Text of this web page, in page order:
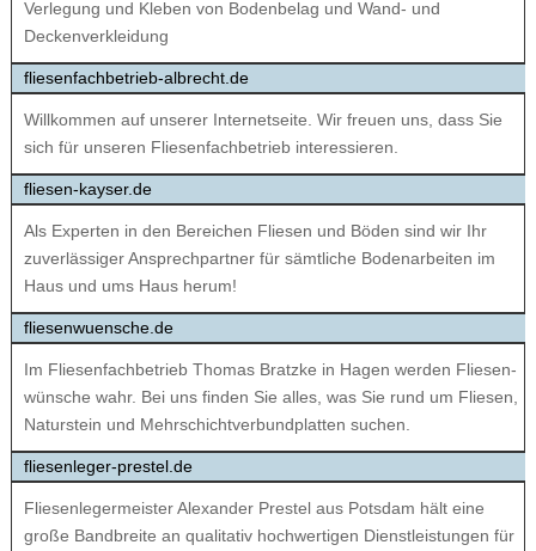
Verlegung und Kleben von Bodenbelag und Wand- und
Deckenverkleidung
fliesenfachbetrieb-albrecht.de
Willkommen auf unserer Internetseite. Wir freuen uns, dass Sie
sich für unseren Fliesenfachbetrieb interessieren.
fliesen-kayser.de
Als Experten in den Bereichen Fliesen und Böden sind wir Ihr
zuverlässiger Ansprechpartner für sämtliche Bodenarbeiten im
Haus und ums Haus herum!
fliesenwuensche.de
Im Fliesen­fachbetrieb Thomas Bratzke in Hagen werden Fliesen­
wünsche wahr. Bei uns finden Sie alles, was Sie rund um Fliesen,
Natur­stein und Mehr­schicht­verbund­platten suchen.
fliesenleger-prestel.de
Fliesenlegermeister Alexander Prestel aus Potsdam hält eine
große Bandbreite an qualitativ hochwertigen Dienstleistungen für